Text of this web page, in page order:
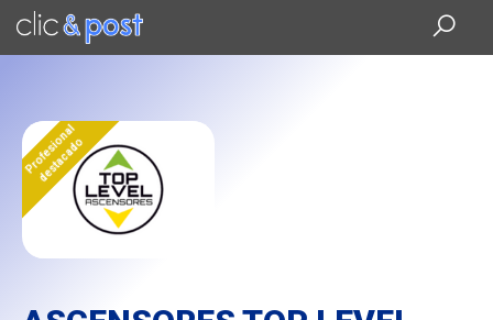
Saltar
contenido
Profesional
destacado